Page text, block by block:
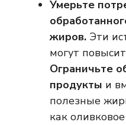
Умерьте
жиров. Эти
могут
Ограничьте
продукты и
полезные
как